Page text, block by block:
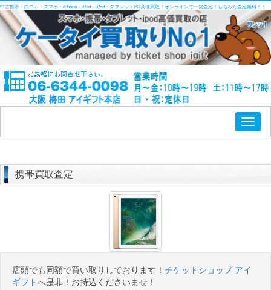
中古携帯・白ロム・スマホ・iPhone・iPad・iPod・タブレットPC高価買取！オンラインで一発査定！もちろん査定無料！！
携帯買取査定
店頭でも同額で買い取りしております！ チケットショップ アイ
ギフトへ是非！お持込くださいませ！